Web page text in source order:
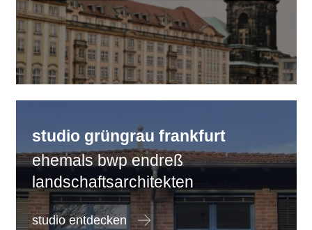
studio grüngrau frankfurt
ehemals bwp endreß
landschaftsarchitekten
studio entdecken